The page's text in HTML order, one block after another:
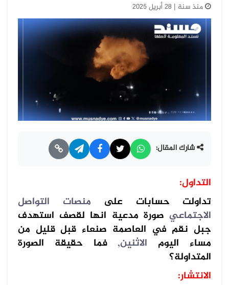
منذ سنة | 28 أبريل 2025
شارك المقال:
التداول:
تداولت حسابات على منصات التواصل
الاجتماعي صورة مدعية انها لقصف استهدف
جبل نقم في العاصمة صنعاء قبل قليل من
مساء اليوم الاثنين,فما حقيقة الصورة
المتداولة؟
الانتشار: